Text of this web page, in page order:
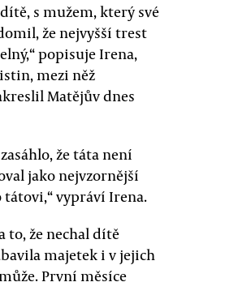
s mužem, který své
že nejvyšší trest
popisuje Irena,
mezi něž
Matějův dnes
že táta není
jako nejvzornější
tátovi,“ vypráví Irena.
to, že nechal dítě
majetek i v jejich
První měsíce